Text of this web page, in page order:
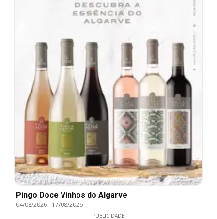
Pingo Doce Vinhos do Algarve
04/08/2026- 17/08/2026
PUBLICIDADE